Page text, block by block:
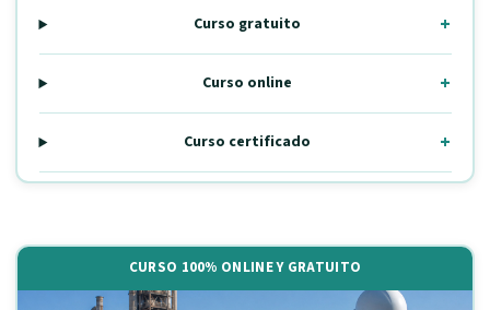
Curso gratuito
Curso online
Curso certificado
CURSO 100% ONLINE Y GRATUITO